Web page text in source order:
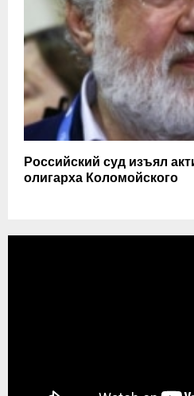
Российский суд изъял
олигарха Коломойского